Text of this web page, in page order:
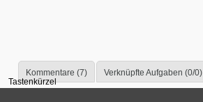
Kommentare (7)
Verknüpfte Aufgaben (0/0)
Tastenkürzel